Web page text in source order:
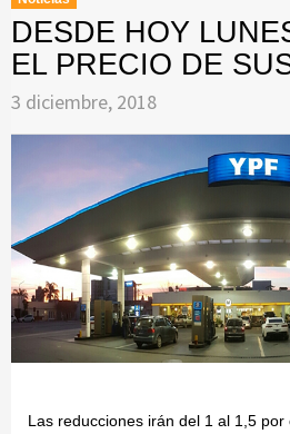
DESDE HOY
EL PRECIO DE
3 diciembre, 2018
Las reducciones irán del 1 al 1,5